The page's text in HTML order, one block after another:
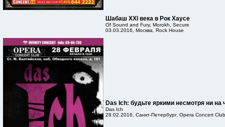
Шабаш XXI века в Рок Хаусе
Of Sound and Fury, Morokh, Secure
03.03.2016, Москва, Rock House
Das Ich: будьте яркими несмотря ни на
Das Ich
28.02.2016, Санкт-Петербург, Opera Concert Club